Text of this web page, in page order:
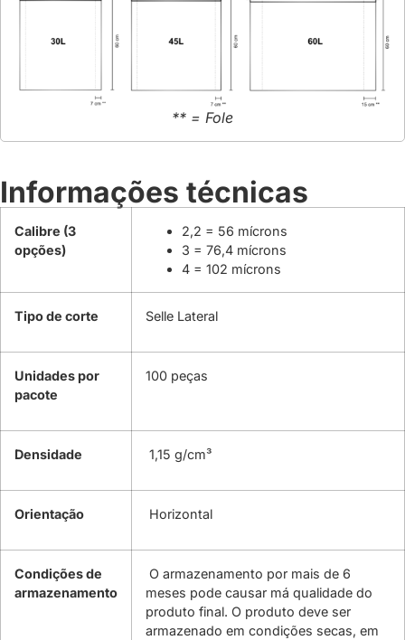
** = Fole
Informações técnicas
Calibre (3
opções)
2,2 = 56 mícrons
3 = 76,4 mícrons
4 = 102 mícrons
Tipo de corte Selle Lateral
Unidades por
pacote
100 peças
Densidade 1,15 g/cm³
Orientação Horizontal
Condições de
armazenamento
O armazenamento por mais de 6
meses pode causar má qualidade do
produto final. O produto deve ser
armazenado em condições secas, em